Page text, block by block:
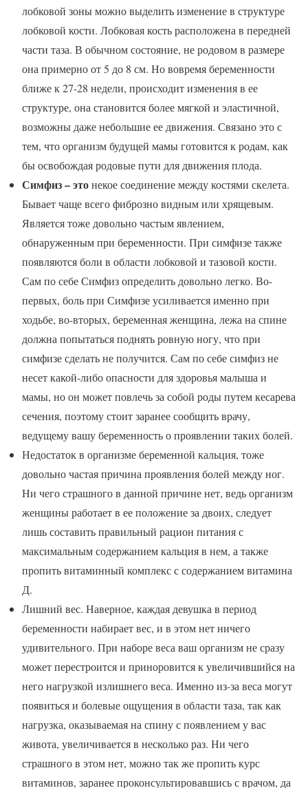
лобковой зоны можно выделить изменение в структуре
лобковой кости. Лобковая кость расположена в передней
части таза. В обычном состояние, не родовом в размере
она примерно от 5 до 8 см. Но вовремя беременности
ближе к 27-28 недели, происходит изменения в ее
структуре, она становится более мягкой и эластичной,
возможны даже небольшие ее движения. Связано это с
тем, что организм будущей мамы готовится к родам, как
бы освобождая родовые пути для движения плода.
Симфиз – этонекое соединение между костями скелета.
Бывает чаще всего фиброзно видным или хрящевым.
Является тоже довольно частым явлением,
обнаруженным при беременности. При симфизе также
появляются боли в области лобковой и тазовой кости.
Сам по себе Симфиз определить довольно легко. Во-
первых, боль при Симфизе усиливается именно при
ходьбе, во-вторых, беременная женщина, лежа на спине
должна попытаться поднять ровную ногу, что при
симфизе сделать не получится. Сам по себе симфиз не
несет какой-либо опасности для здоровья малыша и
мамы, но он может повлечь за собой роды путем кесарева
сечения, поэтому стоит заранее сообщить врачу,
ведущему вашу беременность о проявлении таких болей.
Недостаток в организме беременной кальция, тоже
довольно частая причина проявления болей между ног.
Ни чего страшного в данной причине нет, ведь организм
женщины работает в ее положение за двоих, следует
лишь составить правильный рацион питания с
максимальным содержанием кальция в нем, а также
пропить витаминный комплекс с содержанием витамина
Д.
Лишний вес. Наверное, каждая девушка в период
беременности набирает вес, и в этом нет ничего
удивительного. При наборе веса ваш организм не сразу
может перестроится и приноровится к увеличившийся на
него нагрузкой излишнего веса. Именно из-за веса могут
появиться и болевые ощущения в области таза, так как
нагрузка, оказываемая на спину с появлением у вас
живота, увеличивается в несколько раз. Ни чего
страшного в этом нет, можно так же пропить курс
витаминов, заранее проконсультировавшись с врачом, да